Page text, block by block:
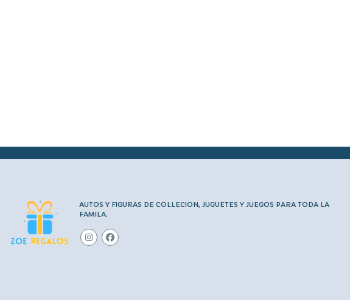
AUTOS Y FIGURAS DE COLLECION, JUGUETES Y JUEGOS PARA TODA LA
FAMILA.